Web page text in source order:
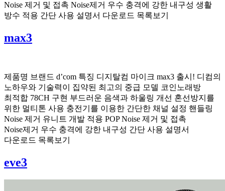
Noise 제거 및 접촉 Noise제거 우수 충격에 강한 내구성 생활
방수 적용 간단 사용 설명서 다운로드 목록보기
max3
제품명 브랜드 d’com 특징 디지탈컴 마이크 max3 출시! 디컴의
노하우와 기술력이 집약된 최고의 중급 모델 코인노래방
최적합 78CH 구현 부드러운 음색과 하울링 개선 혼선방지를
위한 멀티톤 사용 충전기를 이용한 간단한 채널 설정 핸들링
Noise 제거 유니트 개발 적용 POP Noise 제거 및 접촉
Noise제거 우수 충격에 강한 내구성 간단 사용 설명서
다운로드 목록보기
eve3